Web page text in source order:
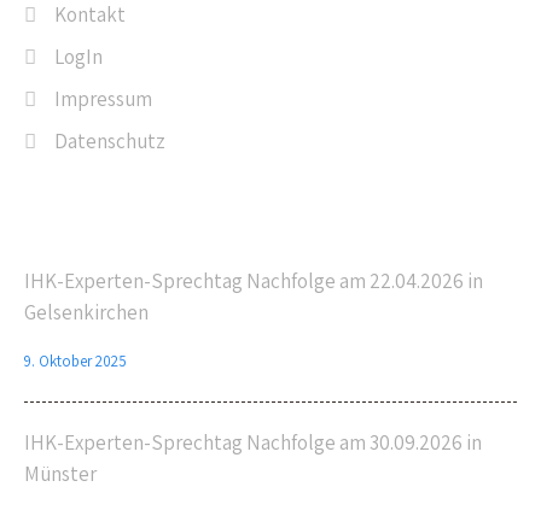
Kontakt
LogIn
Impressum
Datenschutz
IHK-Experten-Sprechtag Nachfolge am 22.04.2026 in
Gelsenkirchen
9. Oktober 2025
IHK-Experten-Sprechtag Nachfolge am 30.09.2026 in
Münster